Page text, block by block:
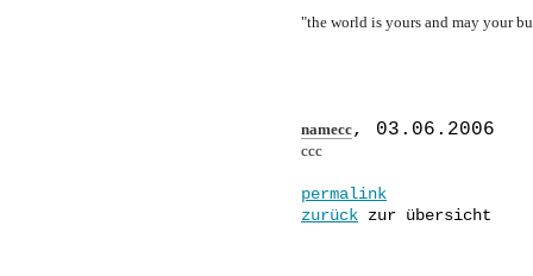
"the world is yours and may your
namecc, 03.06.2006
ccc
permalink
zurück zur übersicht